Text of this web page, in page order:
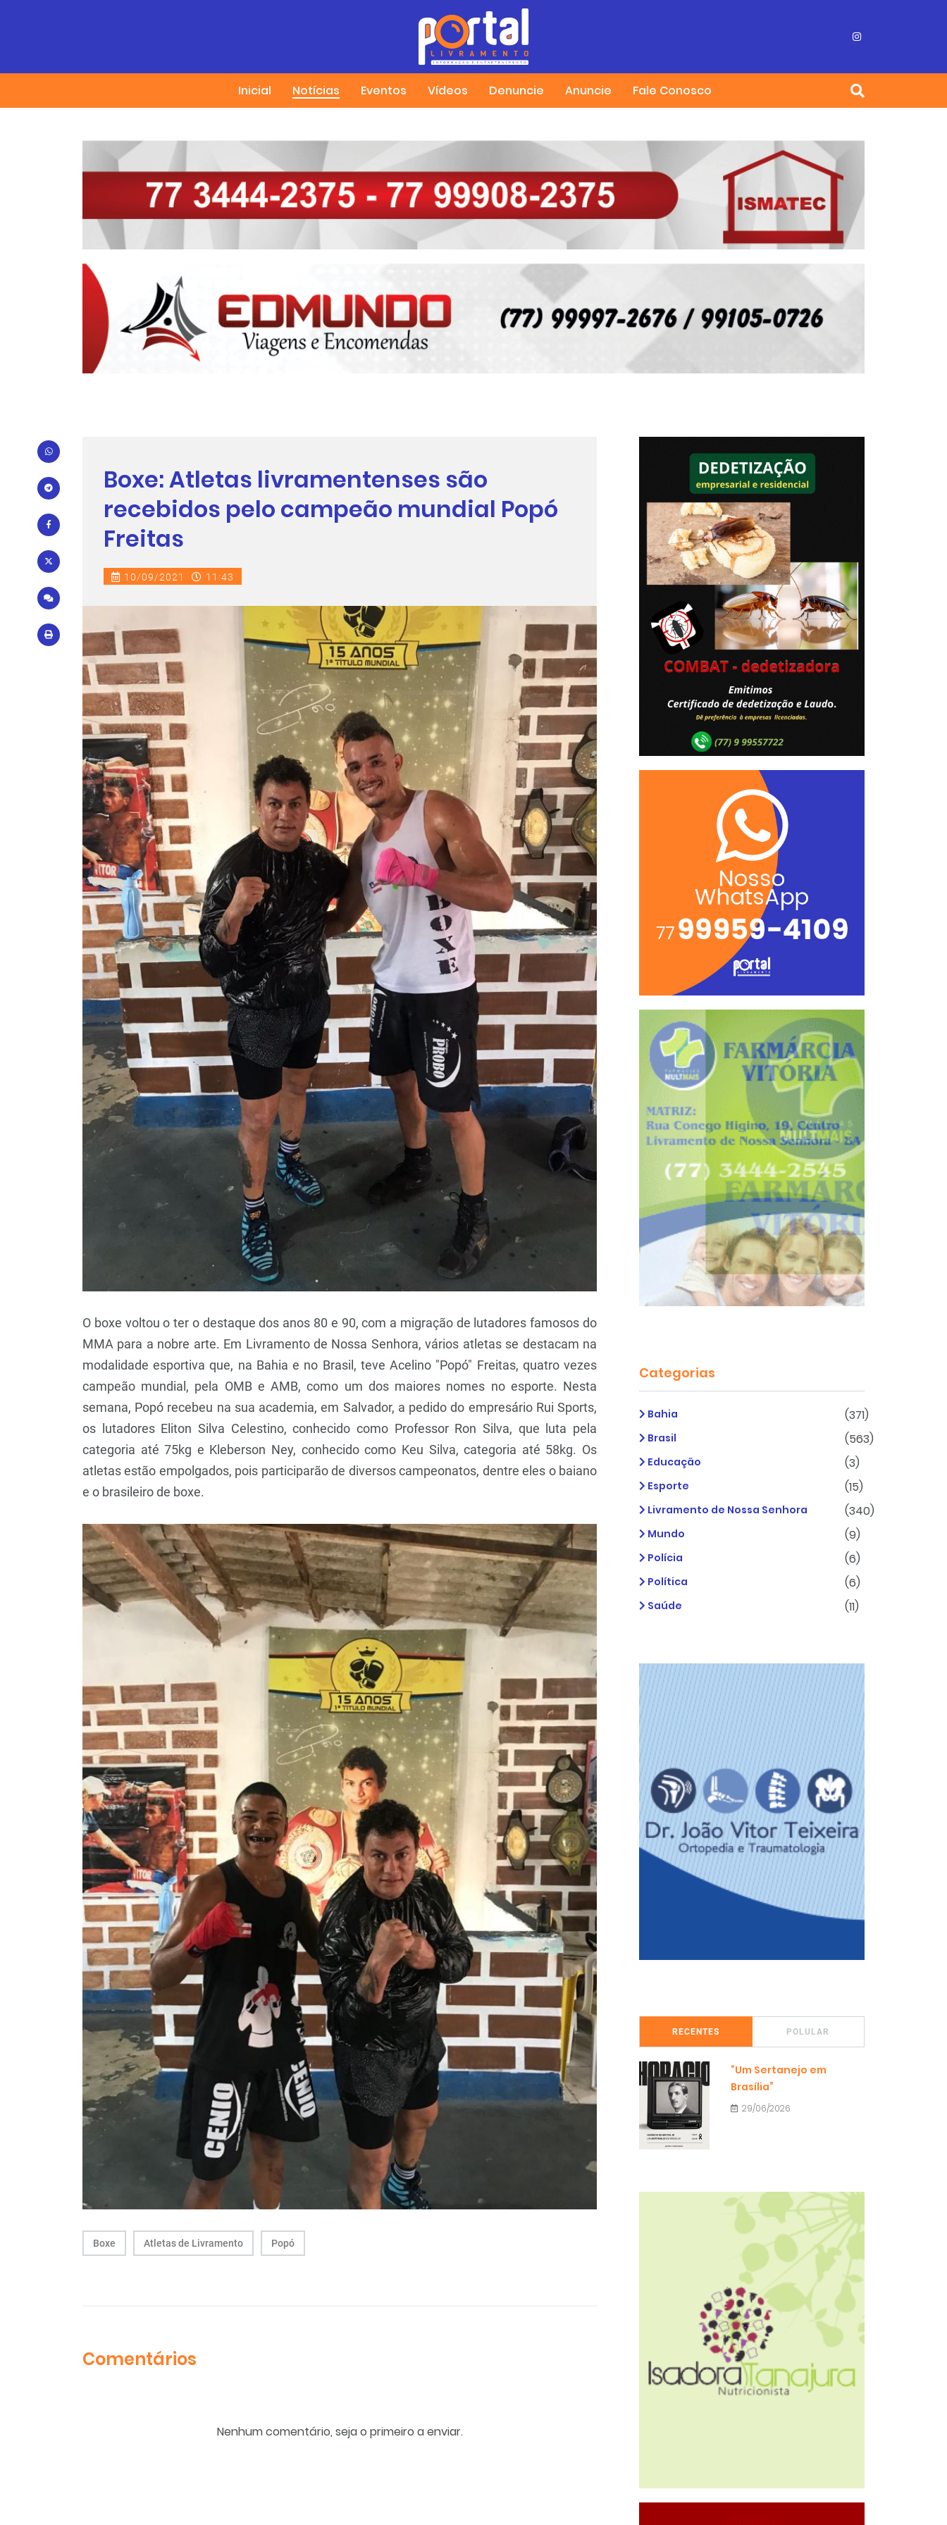
Inicial Notícias Eventos Vídeos Denuncie Anuncie Fale Conosco
Boxe: Atletas livramentenses são
recebidos pelo campeão mundial Popó
Freitas
10/09/2021 11:43
O boxe voltou o ter o destaque dos anos 80 e 90, com a migração de lutadores famosos do
MMA para a nobre arte. Em Livramento de Nossa Senhora, vários atletas se destacam na
modalidade esportiva que, na Bahia e no Brasil, teve Acelino "Popó" Freitas, quatro vezes
campeão mundial, pela OMB e AMB, como um dos maiores nomes no esporte. Nesta
semana, Popó recebeu na sua academia, em Salvador, a pedido do empresário Rui Sports,
os lutadores Eliton Silva Celestino, conhecido como Professor Ron Silva, que luta pela
categoria até 75kg e Kleberson Ney, conhecido como Keu Silva, categoria até 58kg. Os
atletas estão empolgados, pois participarão de diversos campeonatos, dentre eles o baiano
e o brasileiro de boxe.
Boxe Atletas de Livramento Popó
Comentários
Nenhum comentário, seja o primeiro a enviar.
Categorias
Bahia (371)
Brasil (563)
Educação (3)
Esporte (15)
Livramento de Nossa Senhora (340)
Mundo (9)
Polícia (6)
Política (6)
Saúde (11)
RECENTES POLULAR
“Um Sertanejo em
Brasília”
29/06/2026